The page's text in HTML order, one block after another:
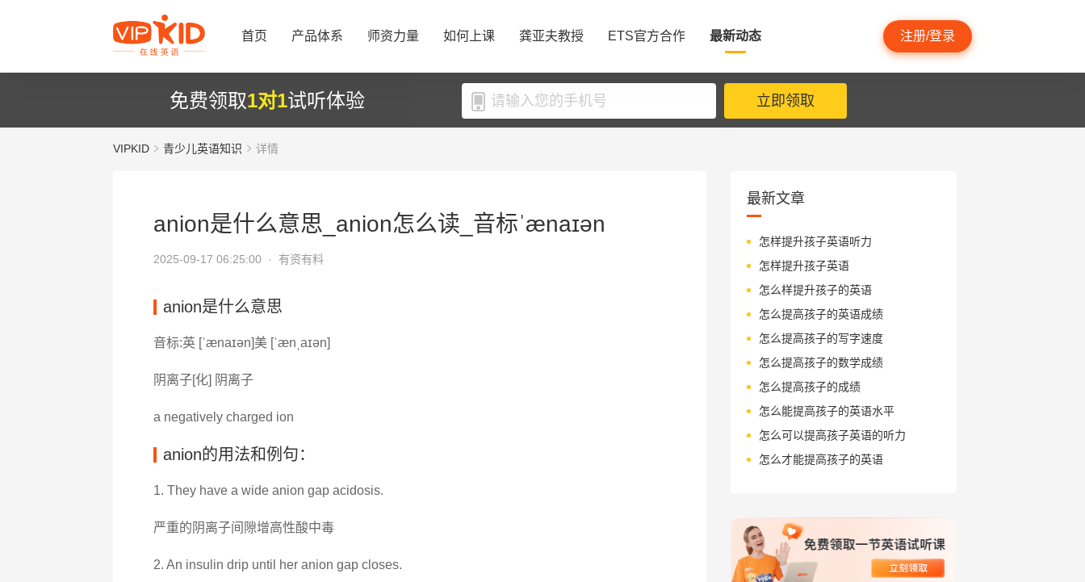
首页 产品体系 师资力量 如何上课 龚亚夫教授 ETS官方合作 最新动态 注册/登录
免费领取1对1试听体验 立即领取
VIPKID 青少儿英语知识 详情
anion是什么意思_anion怎么读_音标ˈænaɪən
2025-09-17 06:25:00 · 有资有料
anion是什么意思
音标:英 [ˈænaɪən]美 [ˈænˌaɪən]
阴离子[化] 阴离子
a negatively charged ion
anion的用法和例句：
1. They have a wide anion gap acidosis.
严重的阴离子间隙增高性酸中毒
2. An insulin drip until her anion gap closes.
最新文章
怎样提升孩子英语听力
怎样提升孩子英语
怎么样提升孩子的英语
怎么提高孩子的英语成绩
怎么提高孩子的写字速度
怎么提高孩子的数学成绩
怎么提高孩子的成绩
怎么能提高孩子的英语水平
怎么可以提高孩子英语的听力
怎么才能提高孩子的英语